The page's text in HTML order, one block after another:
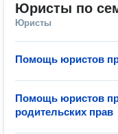
Юристы по
Юристы
Помощь юристов
Помощь юристов
родительских прав